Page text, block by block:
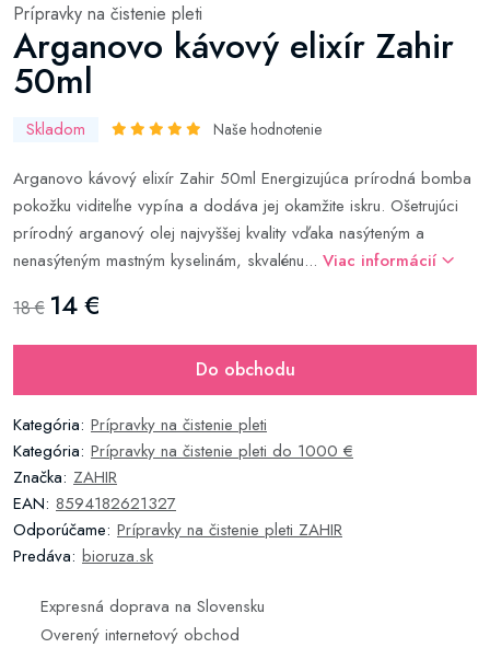
Prípravky na čistenie pleti
Arganovo kávový elixír Zahir
50ml
Skladom Naše hodnotenie
Arganovo kávový elixír Zahir 50ml Energizujúca prírodná bomba
pokožku viditeľne vypína a dodáva jej okamžite iskru. Ošetrujúci
prírodný arganový olej najvyššej kvality vďaka nasýteným a
nenasýteným mastným kyselinám, skvalénu... Viac informácií
18 € 14 €
Do obchodu
Kategória: Prípravky na čistenie pleti
Kategória: Prípravky na čistenie pleti do 1000 €
Značka: ZAHIR
EAN: 8594182621327
Odporúčame: Prípravky na čistenie pleti ZAHIR
Predáva: bioruza.sk
Expresná doprava na Slovensku
Overený internetový obchod